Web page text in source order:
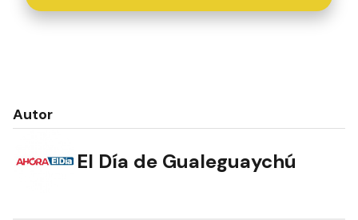
Autor
El Día de Gualeguaychú